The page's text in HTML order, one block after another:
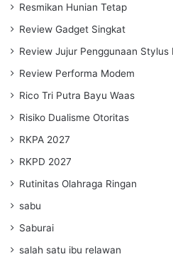
Resmikan Hunian Tetap
Review Gadget Singkat
Review Jujur Penggunaan Stylus
Review Performa Modem
Rico Tri Putra Bayu Waas
Risiko Dualisme Otoritas
RKPA 2027
RKPD 2027
Rutinitas Olahraga Ringan
sabu
Saburai
salah satu ibu relawan